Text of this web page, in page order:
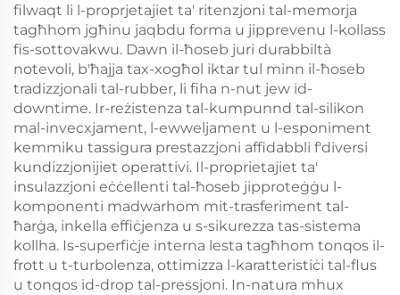
filwaqt li l-proprjetajiet ta' ritenzjoni tal-memorja
tagħhom jgħinu jaqbdu forma u jipprevenu l-kollass
fis-sottovakwu. Dawn il-ħoseb juri durabbiltà
notevoli, b'ħajja tax-xogħol iktar tul minn il-ħoseb
tradizzjonali tal-rubber, li fiha n-nut jew id-
downtime. Ir-reżistenza tal-kumpunnd tal-silikon
mal-invecxjament, l-ewweljament u l-esponiment
kemmiku tassigura prestazzjoni affidabbli f'diversi
kundizzjonijiet operattivi. Il-proprietajiet ta'
insulazzjoni eċċellenti tal-ħoseb jipproteġġu l-
komponenti madwarhom mit-trasferiment tal-
ħarġa, inkella effiċjenza u s-sikurezza tas-sistema
kollha. Is-superfiċje interna lesta tagħhom tonqos il-
frott u t-turbolenza, ottimizza l-karatteristiċi tal-flus
u tonqos id-drop tal-pressjoni. In-natura mhux